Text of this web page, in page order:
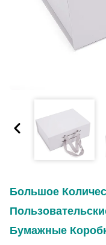
Большое
Бумажные